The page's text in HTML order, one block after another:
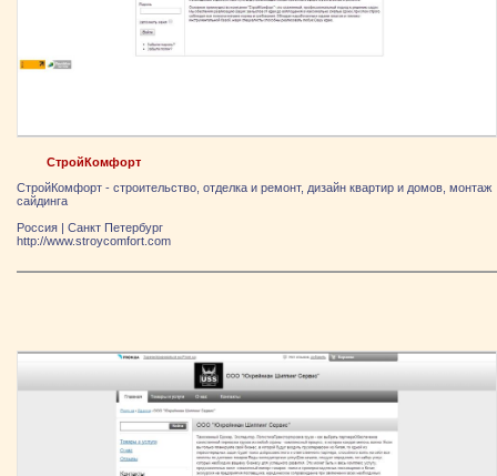
СтройКомфорт
СтройКомфорт - строительство, отделка и ремонт, дизайн квартир и домов, монтаж
сайдинга
Россия | Санкт Петербург
http://www.stroycomfort.com